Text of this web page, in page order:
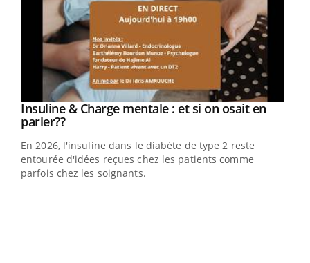
Youtube
Insuline & Charge mentale : et si on osait en
parler??Youtube
En 2026, l'insuline dans le diabète de type 2 reste
entourée d'idées reçues chez les patients comme
parfois chez les soignants.